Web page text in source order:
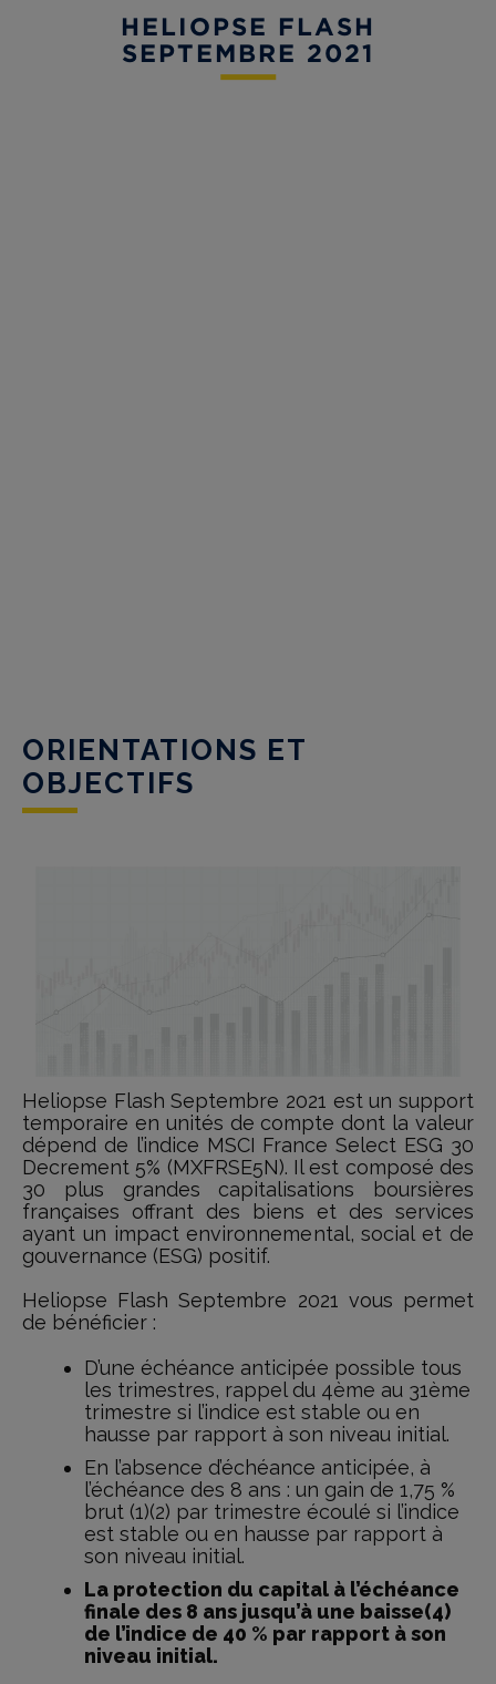
HELIOPSE FLASH
SEPTEMBRE 2021
ORIENTATIONS ET
OBJECTIFS
Heliopse Flash Septembre 2021 est un support
temporaire en unités de compte dont la valeur
dépend de l’indice MSCI France Select ESG 30
Decrement 5% (MXFRSE5N). Il est composé des
30 plus grandes capitalisations boursières
françaises offrant des biens et des services
ayant un impact environnemental, social et de
gouvernance (ESG) positif.
Heliopse Flash Septembre 2021 vous permet
de bénéficier :
D’une échéance anticipée possible tous
les trimestres, rappel du 4ème au 31ème
trimestre si l’indice est stable ou en
hausse par rapport à son niveau initial.
En l’absence d’échéance anticipée, à
l’échéance des 8 ans : un gain de 1,75 %
brut (1)(2) par trimestre écoulé si l’indice
est stable ou en hausse par rapport à
son niveau initial.
La protection du capital à l’échéance
finale des 8 ans jusqu’à une baisse(4)
de l’indice de 40 % par rapport à son
niveau initial.